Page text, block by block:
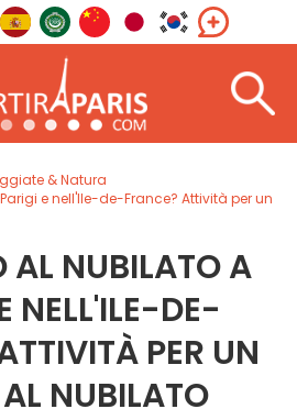
& Natura
e nell'Ile-de-France? Attività per un
AL NUBILATO A
NELL'ILE-DE-
PER UN
NUBILATO